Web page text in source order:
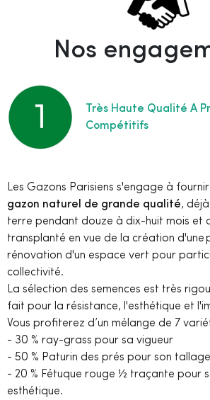
Nos
Très Haute Qualité A
Compétitifs
Les Gazons Parisiens s'engage à
gazon naturel de grande qualité,
terre pendant douze à dix-huit mois et
transplanté en vue de la création d'une
rénovation d'un espace vert pour
collectivité.
La sélection des semences est très
fait pour la résistance, l'esthétique et
Vous profiterez d’un mélange de 7
- 30 % ray-grass pour sa vigueur
- 50 % Paturin des prés pour son
- 20 % Fétuque rouge ½ traçante pour
esthétique.